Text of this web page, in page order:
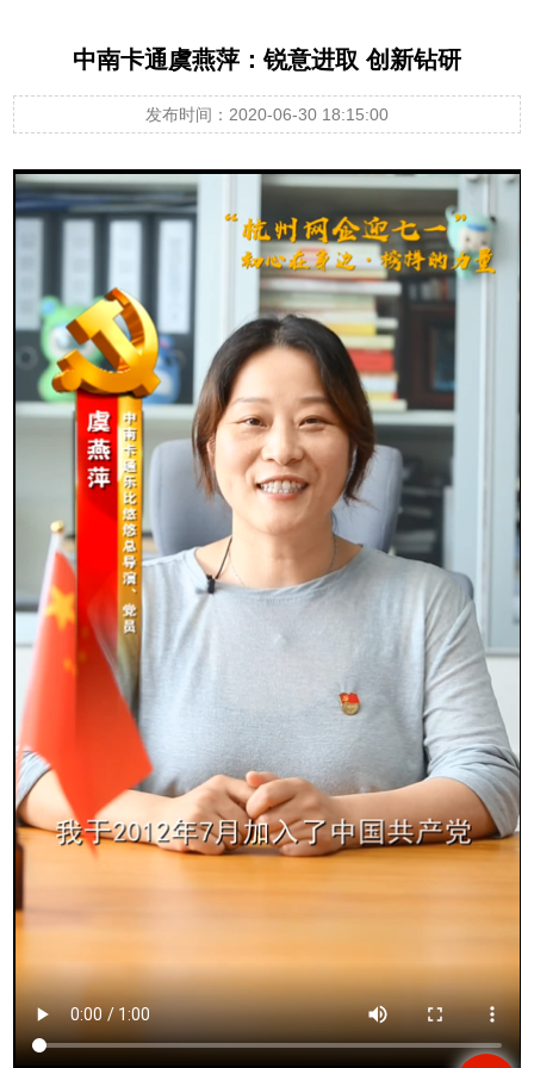
中南卡通虞燕萍：锐意进取 创新钻研
发布时间：2020-06-30 18:15:00